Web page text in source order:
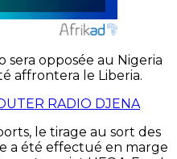
sera opposée au Nigeria
affrontera le Liberia.
le tirage au sort des
a été effectué en marge